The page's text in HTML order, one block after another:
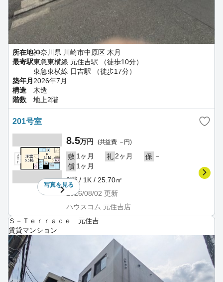
所在地神奈川県 川崎市中原区 木月
最寄駅東急東横線 元住吉駅 （徒歩10分）
東急東横線 日吉駅 （徒歩17分）
築年月 2026年7月
構造
木造
階数
地上2階
201号室
写真を見る
8.5万円 (共益費 －円)
敷 1ヶ月 礼 2ヶ月 保 －
償 1ヶ月
2階 / 1K / 25.70㎡
2026/08/02 更新
ハウスコム 元住吉店
Ｓ－Ｔｅｒｒａｃｅ 元住吉
賃貸マンション